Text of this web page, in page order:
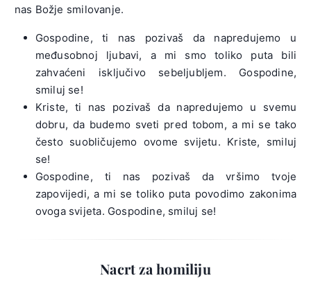
nas Božje smilovanje.
Gospodine, ti nas pozivaš da napredujemo u
međusobnoj ljubavi, a mi smo toliko puta bili
zahvaćeni isključivo sebeljubljem. Gospodine,
smiluj se!
Kriste, ti nas pozivaš da napredujemo u svemu
dobru, da budemo sveti pred tobom, a mi se tako
često suobličujemo ovome svijetu. Kriste, smiluj
se!
Gospodine, ti nas pozivaš da vršimo tvoje
zapovijedi, a mi se toliko puta povodimo zakonima
ovoga svijeta. Gospodine, smiluj se!
Nacrt za homiliju